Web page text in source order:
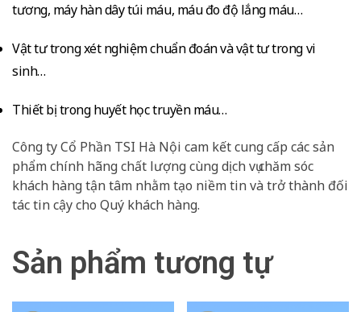
tương, máy hàn dây túi máu, máu đo độ lắng máu…
Vật tư trong xét nghiệm chuẩn đoán và vật tư trong vi
sinh…
Thiết bị trong huyết học truyền máu…
Công ty Cổ Phần TSI Hà Nội cam kết cung cấp các sản
phẩm chính hãng chất lượng cùng dịch vụ chăm sóc
khách hàng tận tâm nhằm tạo niềm tin và trở thành đối
tác tin cậy cho Quý khách hàng.
Sản phẩm tương tự